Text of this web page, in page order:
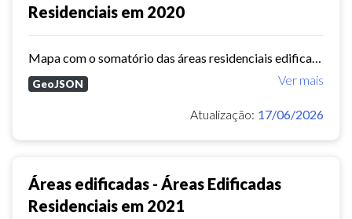
Residenciais em 2020
Ver mais
GeoJSON
Atualização: 17/06/2026
Áreas edificadas - Áreas Edificadas
Residenciais em 2021